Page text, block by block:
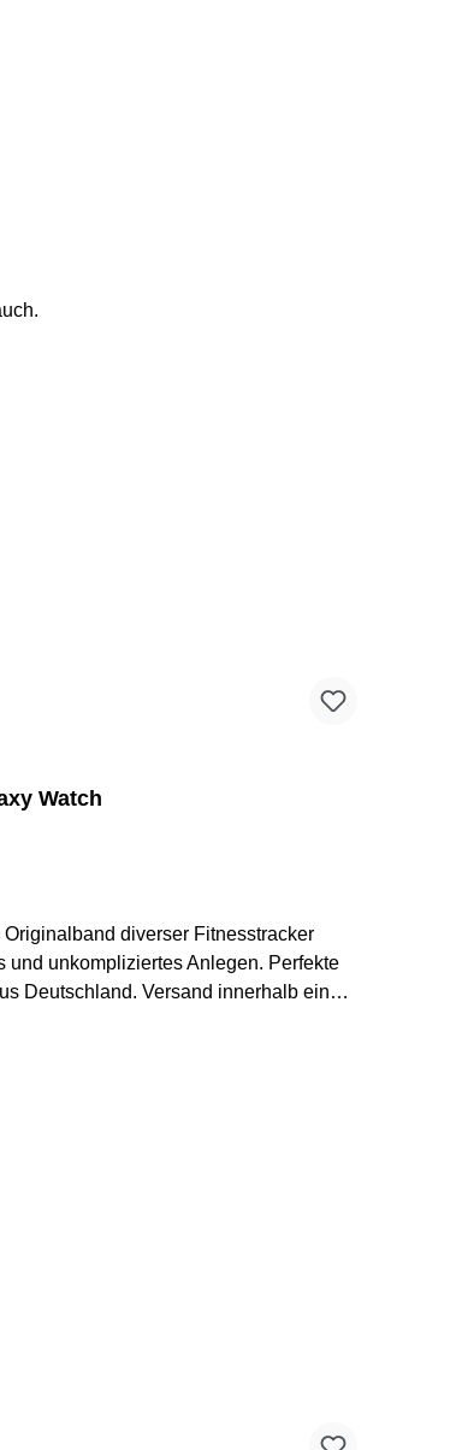
Watch
diverser Fitnesstracker
und unkompliziertes Anlegen. Perfekte